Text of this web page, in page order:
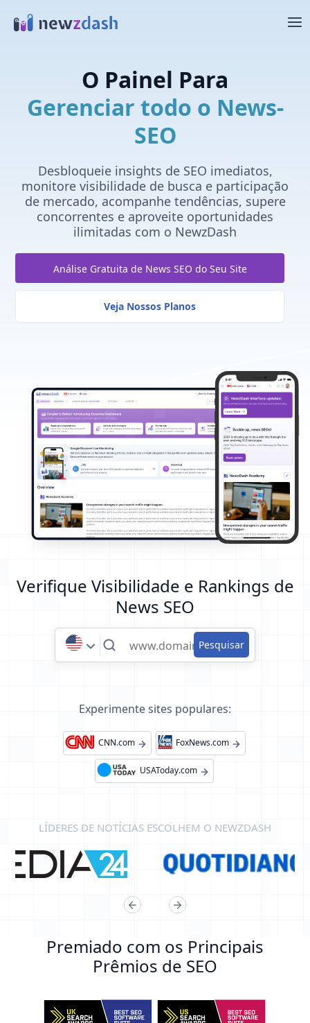
O Painel Para
Gerenciar todo o News-
SEO
Desbloqueie insights de SEO imediatos,
monitore visibilidade de busca e participação
de mercado, acompanhe tendências, supere
concorrentes e aproveite oportunidades
ilimitadas com o NewzDash
Análise Gratuita de News SEO do Seu Site
Veja Nossos Planos
Verifique Visibilidade e Rankings de
News SEO
Experimente sites populares:
CNN.com FoxNews.com
USAToday.com
LÍDERES DE NOTÍCIAS ESCOLHEM O NEWZDASH
Premiado com os Principais
Prêmios de SEO